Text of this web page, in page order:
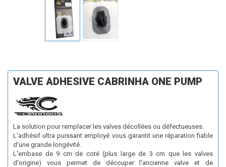
VALVE ADHESIVE CABRINHA ONE PUMP
La solution pour remplacer les valves décollées ou défectueuses.
L'adhésif ultra puissant employé vous garantit une réparation fiable
d'une grande longévité.
L'embase de 9 cm de coté (plus large de 3 cm que les valves
d'origine) vous permet de découper l'ancienne valve et de